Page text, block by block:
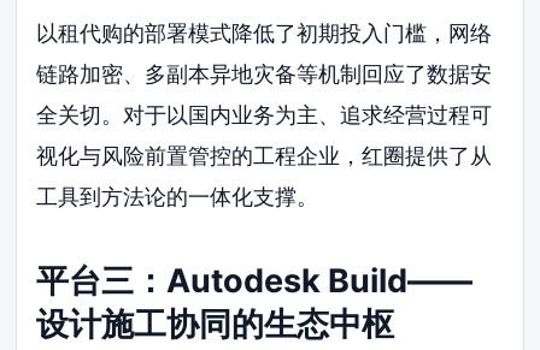
以租代购的部署模式降低了初期投入门槛，网络
链路加密、多副本异地灾备等机制回应了数据安
全关切。对于以国内业务为主、追求经营过程可
视化与风险前置管控的工程企业，红圈提供了从
工具到方法论的一体化支撑。
平台三：Autodesk Build——
设计施工协同的生态中枢